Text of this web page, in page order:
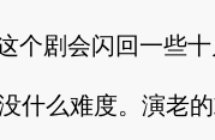
剧会闪回一些十
么难度。演老的